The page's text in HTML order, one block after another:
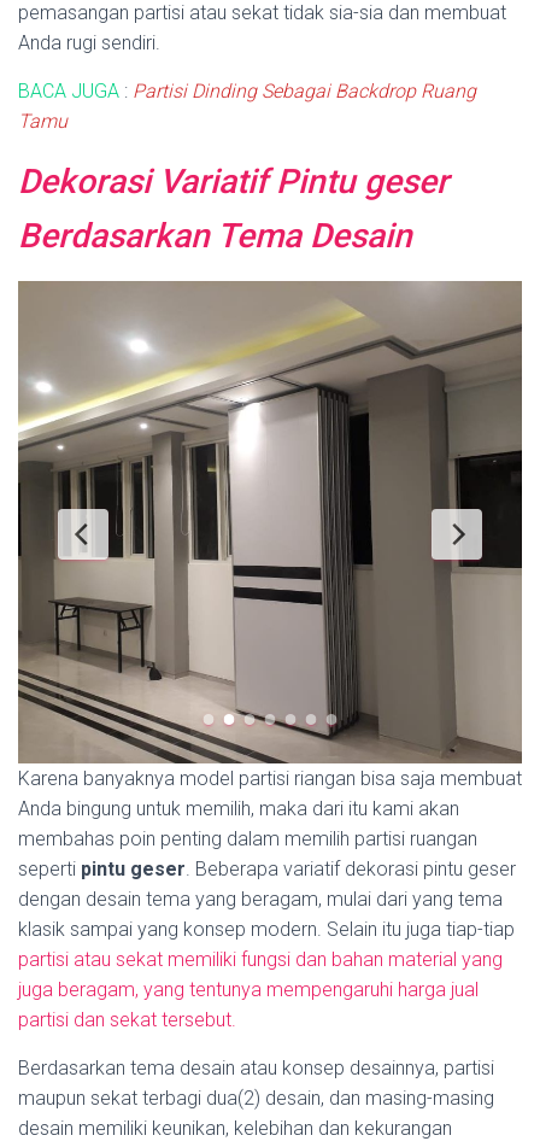
pemasangan partisi atau sekat tidak sia-sia dan membuat
Anda rugi sendiri.
BACA JUGA : Partisi Dinding Sebagai Backdrop Ruang
Tamu
Dekorasi Variatif Pintu geser
Berdasarkan Tema Desain
Karena banyaknya model partisi riangan bisa saja membuat
Anda bingung untuk memilih, maka dari itu kami akan
membahas poin penting dalam memilih partisi ruangan
seperti pintu geser. Beberapa variatif dekorasi pintu geser
dengan desain tema yang beragam, mulai dari yang tema
klasik sampai yang konsep modern. Selain itu juga tiap-tiap
partisi atau sekat memiliki fungsi dan bahan material yang
juga beragam, yang tentunya mempengaruhi harga jual
partisi dan sekat tersebut.
Berdasarkan tema desain atau konsep desainnya, partisi
maupun sekat terbagi dua(2) desain, dan masing-masing
desain memiliki keunikan, kelebihan dan kekurangan